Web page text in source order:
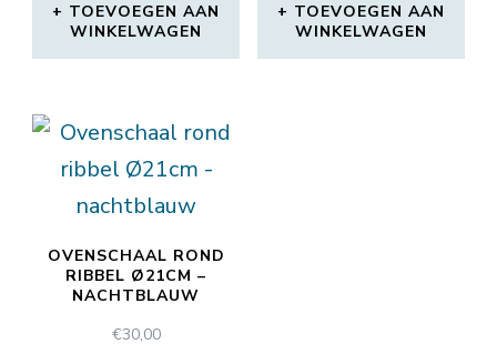
TOEVOEGEN AAN
WINKELWAGEN
TOEVOEGEN AAN
WINKELWAGEN
OVENSCHAAL ROND
RIBBEL Ø21CM –
NACHTBLAUW
€30,00